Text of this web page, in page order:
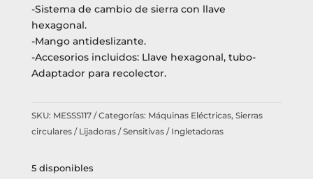
-Sistema de cambio de sierra con llave
hexagonal.
-Mango antideslizante.
-Accesorios incluidos: Llave hexagonal, tubo-
Adaptador para recolector.
SKU: MESSS117 Categorías: Máquinas Eléctricas, Sierras
circulares / Lijadoras / Sensitivas / Ingletadoras
5 disponibles